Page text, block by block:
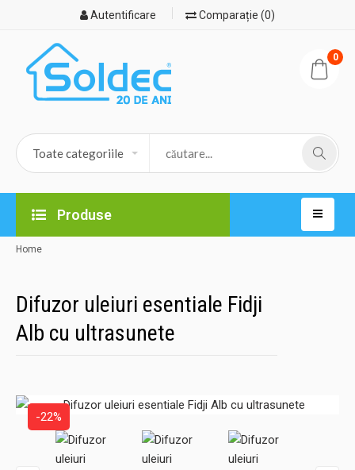
Autentificare Comparație (0)
0
Produse
Home
Difuzor uleiuri esentiale Fidji
Alb cu ultrasunete
-22%